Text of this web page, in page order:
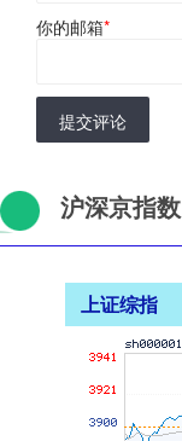
你的邮箱*
提交评论
沪深京指数
上证综指